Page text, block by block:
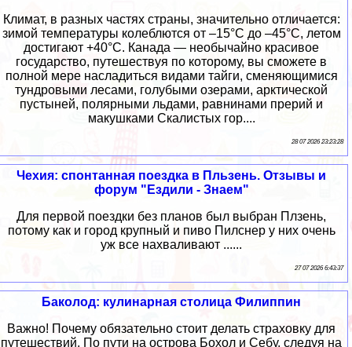
Климат, в разных частях страны, значительно отличается:
зимой температуры колеблются от –15°C до –45°C, летом
достигают +40°C. Канада — необычайно красивое
государство, путешествуя по которому, вы сможете в
полной мере насладиться видами тайги, сменяющимися
тундровыми лесами, голубыми озерами, арктической
пустыней, полярными льдами, равнинами прерий и
макушками Скалистых гор....
28 07 2026 23:23:28
Чехия: спонтанная поездка в Пльзень. Отзывы и
форум "Ездили - Знаем"
Для первой поездки без планов был выбран Плзень,
потому как и город крупный и пиво Пилснер у них очень
уж все нахваливают ......
27 07 2026 6:43:37
Баколод: кулинарная столица Филиппин
Важно! Почему обязательно стоит делать страховку для
путешествий. По пути на острова Бохол и Себу, следуя на